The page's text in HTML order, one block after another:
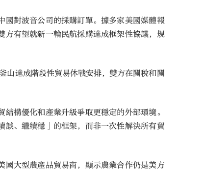
國對波音公司的採購訂單。據多家美國媒體報
方有望就新一輪民航採購達成框架性協議，規
山達成階段性貿易休戰安排，雙方在關稅和關
構優化和產業升級爭取更穩定的外部環境。
談、繼續穩」的框架，而非一次性解決所有貿
國大型農產品貿易商，顯示農業合作仍是美方